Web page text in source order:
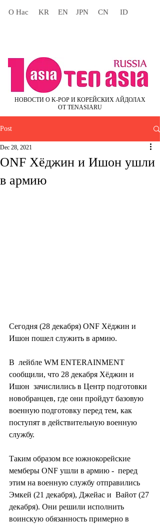
О Нас KR EN JPN CN ID
НОВОСТИ О K-POP И КОРЕЙСКИХ АЙДОЛАХ
ОТ TENASIARU
Post
ONF Хёджин и Ишон ушли
в армию
Dec 28, 2021
Сегодня (28 декабря) ONF Хёджин и
Ишон пошел служить в армию.
В  лейбле WM ENTERAINMENT
сообщили, что 28 декабря Хёджин и
Ишон  зачислились в Центр подготовки
новобранцев, где они пройдут базовую
военную подготовку перед тем, как
поступят в действительную военную
службу.
Таким образом все южнокорейские
мемберы ONF ушли в армию -  перед
этим на военную службу отправились
Эмкей (21 декабря), Джейас и  Вайот (27
декабря). Они решили исполнить
воинскую обязанность примерно в